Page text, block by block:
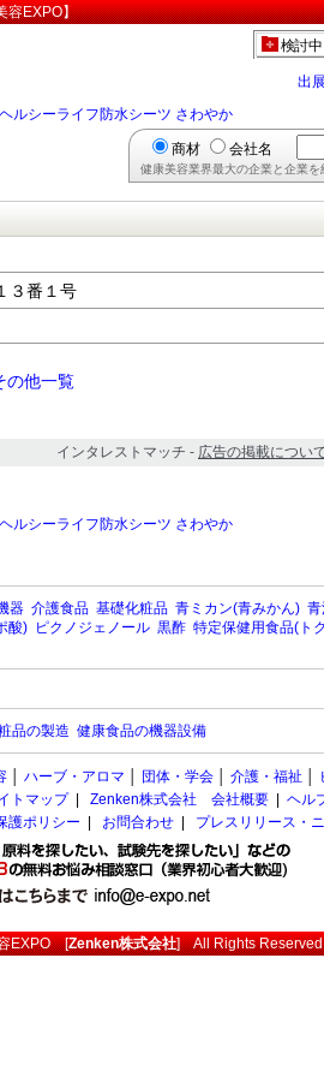
容EXPO】
検討
出
ヘルシーライフ防水シーツ さわやか
商材 会社名
健康美容業界最大の企業と企業
３番１号
の他一覧
インタレストマッチ - 広告の掲載につい
ヘルシーライフ防水シーツ さわやか
器 介護食品 基礎化粧品 青ミカン(青みかん)
酸) ピクノジェノール 黒酢 特定保健用食品(ト
品の製造 健康食品の機器設備
ハーブ・アロマ 団体・学会 介護・福祉
トマップ| Zenken株式会社 会社概要
ヘル
護ポリシー お問合わせ プレスリリース・
EXPO[Zenken株式会社] All Rights